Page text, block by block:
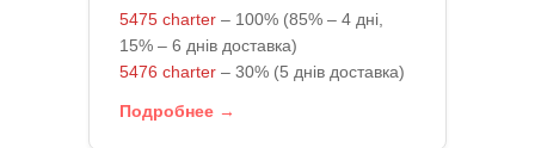
5475 charter – 100% (85% – 4 дні,
15% – 6 днів доставка)
5476 charter – 30% (5 днів доставка)
Подробнее →